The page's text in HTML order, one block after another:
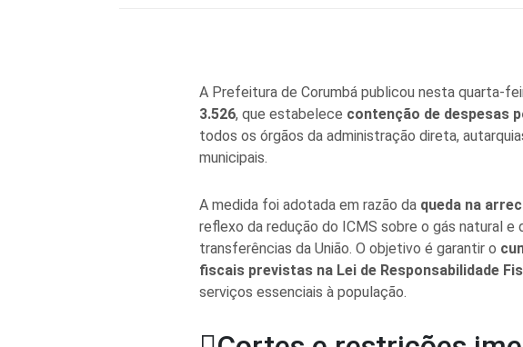
A Prefeitura de Corumbá publicou nesta quarta-
3.526, que estabelece contenção de despesas
todos os órgãos da administração direta,
municipais.
A medida foi adotada em razão da queda na
reflexo da redução do ICMS sobre o gás natural e
transferências da União. O objetivo é garantir o
fiscais previstas na Lei de Responsabilidade
serviços essenciais à população.